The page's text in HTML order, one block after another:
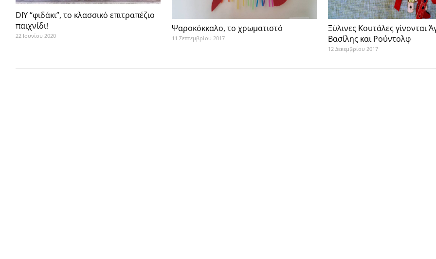
DIY “φιδάκι”, το κλασσικό επιτραπέζιο
παιχνίδι!
22 Ιουνίου 2020
Ψαροκόκκαλο, το χρωματιστό
11 Σεπτεμβρίου 2017
Ξύλινες Κουτάλες γίνονται
Βασίλης και Ρούντολφ
12 Δεκεμβρίου 2017